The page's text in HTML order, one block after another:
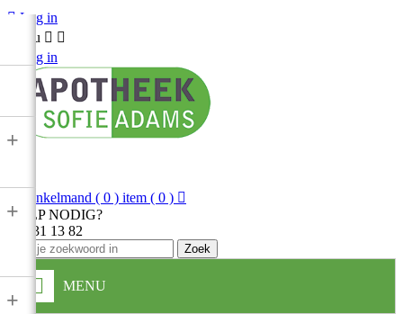
 Log in
Menu  
Log in
Winkelmand ( 0 ) item ( 0 ) 
HULP NODIG?
013 31 13 82
Zoek
MENU
+
+
+